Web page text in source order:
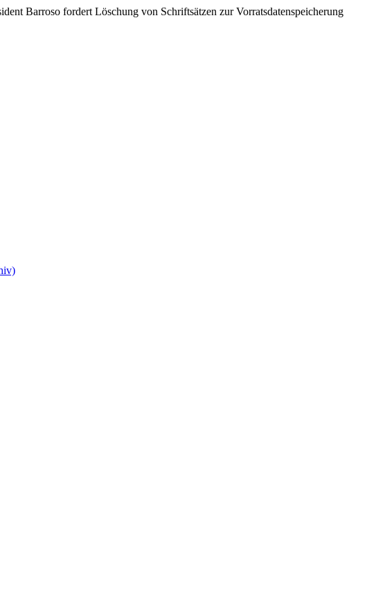
Barroso fordert Löschung von Schriftsätzen zur Vorratsdatenspeicherung